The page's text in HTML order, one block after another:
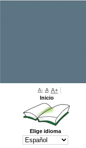
A- A A+
Inicio
Elige idioma